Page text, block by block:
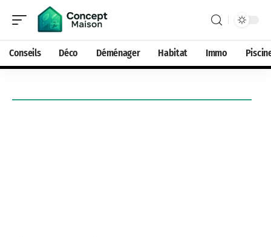
Conseils Déco Déménager Habitat Immo